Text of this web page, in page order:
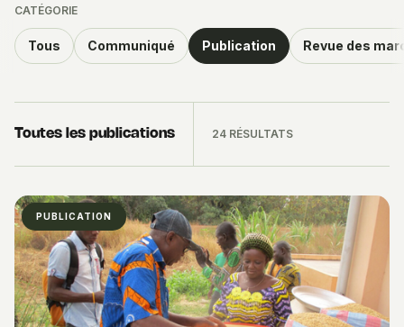
CATÉGORIE
Tous Communiqué Publication Revue des
Toutes les publications 24 RÉSULTATS
PUBLICATION